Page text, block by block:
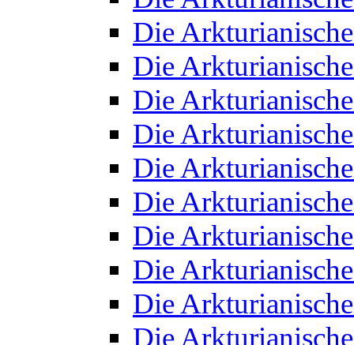
Die
Die
Die
Die
Die
Die
Die
Die
Die
Die